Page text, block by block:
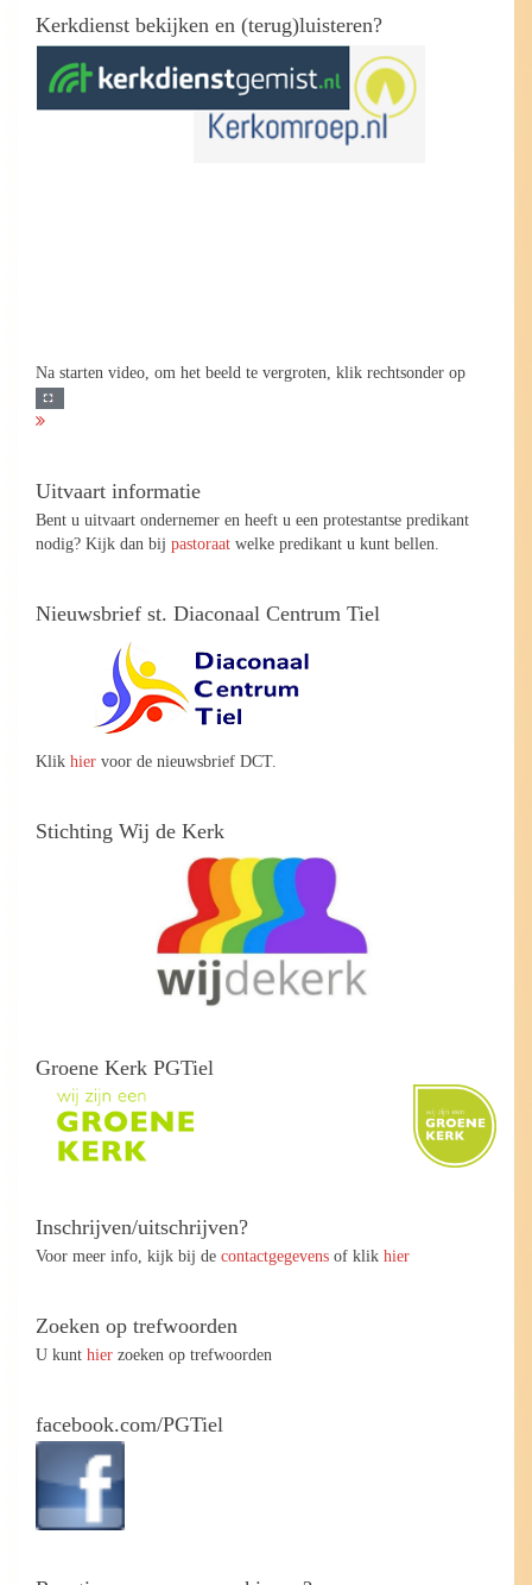
Kerkdienst bekijken en (terug)luisteren?
Na starten video, om het beeld te vergroten, klik rechtsonder op
Uitvaart informatie
Bent u uitvaart ondernemer en heeft u een protestantse predikant
nodig? Kijk dan bij pastoraat welke predikant u kunt bellen.
Nieuwsbrief st. Diaconaal Centrum Tiel
Klik hier voor de nieuwsbrief DCT.
Stichting Wij de Kerk
Groene Kerk PGTiel
Inschrijven/uitschrijven?
Voor meer info, kijk bij de contactgegevens of klik hier
Zoeken op trefwoorden
U kunt hier zoeken op trefwoorden
facebook.com/PGTiel